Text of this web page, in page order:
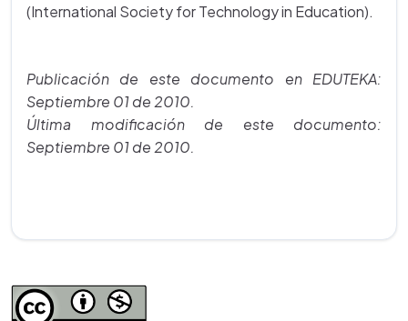
(International Society for Technology in Education).
Publicación de este documento en EDUTEKA:
Septiembre 01 de 2010.
Última modificación de este documento:
Septiembre 01 de 2010.